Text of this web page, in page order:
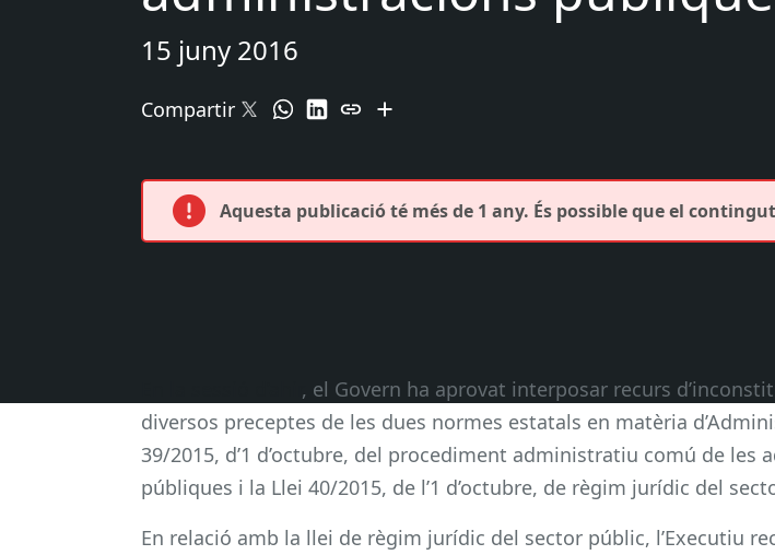
15 juny 2016
Compartir
Aquesta publicació té més de 1 any. És possible que el
, el Govern ha aprovat interposar recurs
diversos preceptes de les dues normes estatals en matèria
39/2015, d’1 d’octubre, del procediment administratiu comú de les
públiques i la Llei 40/2015, de l’1 d’octubre, de règim jurídic del
En relació amb la llei de règim jurídic del sector públic, l’Executiu